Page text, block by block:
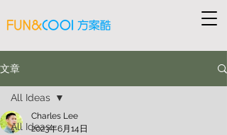
文章
All Ideas
All Ideas
Charles Lee
2023年6月14日